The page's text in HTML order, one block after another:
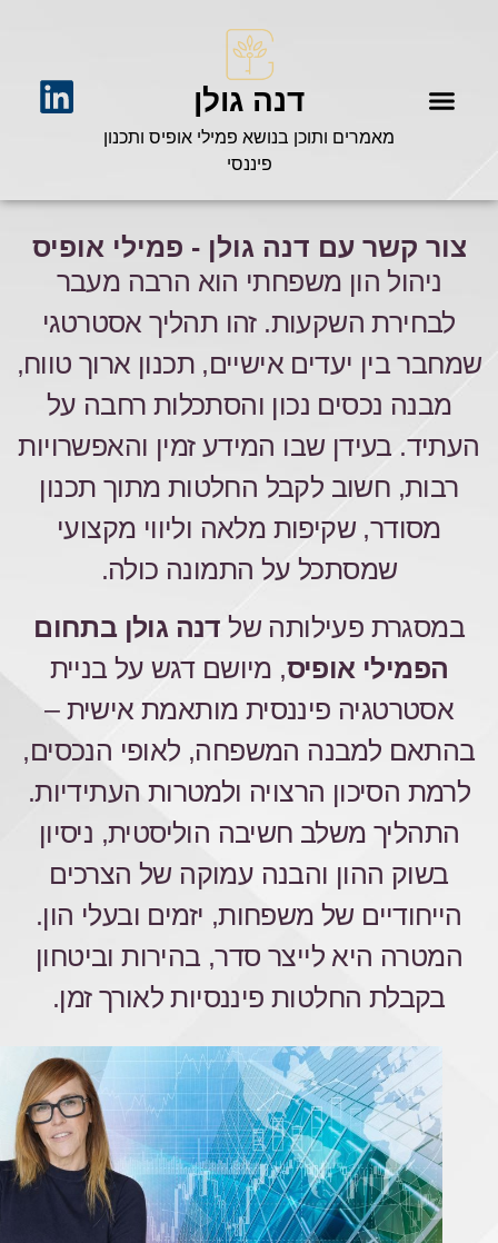
דנה גולן
מאמרים ותוכן בנושא פמילי אופיס ותכנון
פיננסי
צור קשר עם דנה גולן - פמילי אופיס
ניהול הון משפחתי הוא הרבה מעבר
לבחירת השקעות. זהו תהליך אסטרטגי
שמחבר בין יעדים אישיים, תכנון ארוך טווח,
מבנה נכסים נכון והסתכלות רחבה על
העתיד. בעידן שבו המידע זמין והאפשרויות
רבות, חשוב לקבל החלטות מתוך תכנון
מסודר, שקיפות מלאה וליווי מקצועי
שמסתכל על התמונה כולה.
במסגרת פעילותה של דנה גולן בתחום
הפמילי אופיס, מיושם דגש על בניית
אסטרטגיה פיננסית מותאמת אישית –
בהתאם למבנה המשפחה, לאופי הנכסים,
לרמת הסיכון הרצויה ולמטרות העתידיות.
התהליך משלב חשיבה הוליסטית, ניסיון
בשוק ההון והבנה עמוקה של הצרכים
הייחודיים של משפחות, יזמים ובעלי הון.
המטרה היא לייצר סדר, בהירות וביטחון
בקבלת החלטות פיננסיות לאורך זמן.